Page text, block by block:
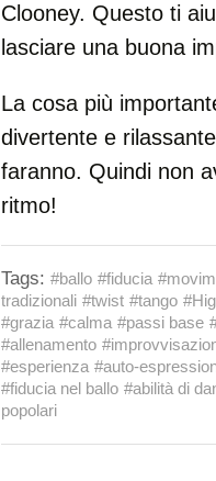
Clooney. Questo ti
lasciare una buona
La cosa più
divertente e
faranno. Quindi non
ritmo!
Tags: #ballo #fiducia
tradizionali #twist #tango
#grazia #calma #passi base
#allenamento
#esperienza #auto-
#fiducia nel ballo #abilità di
popolari